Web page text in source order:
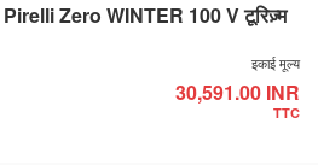
Zero WINTER 100 V टूरिज़्म
इकाई मूल्य
30,591.00 INR
TTC